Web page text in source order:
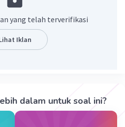
yang telah terverifikasi
Iklan
dalam untuk soal ini?